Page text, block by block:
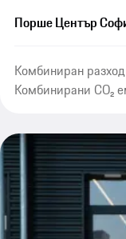
Порше Център
Комбиниран
Комбинирани CO₂